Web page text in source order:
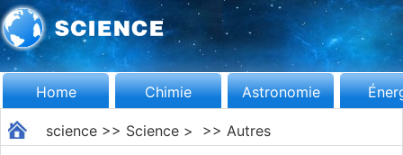
Home Chimie Astronomie
science>> Science> >> Autres